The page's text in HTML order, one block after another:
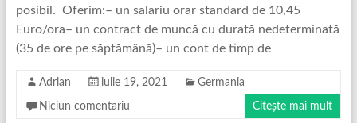
posibil. Oferim:– un salariu orar standard de 10,45
Euro/ora– un contract de muncă cu durată nedeterminată
(35 de ore pe săptămână)– un cont de timp de
Adrian iulie 19, 2021 Germania
Niciun comentariu Citește mai mult